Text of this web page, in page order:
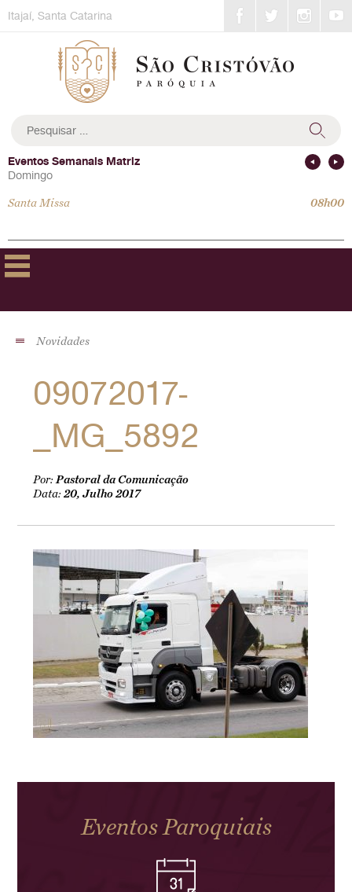
toItajaí, Santa Catarina
por:
Eventos Semanais Matriz
Domingo
Santa Missa 08h00
Novidades
09072017-
_MG_5892
Por:Pastoral da Comunicação
Data:20, Julho 2017
Eventos Paroquiais